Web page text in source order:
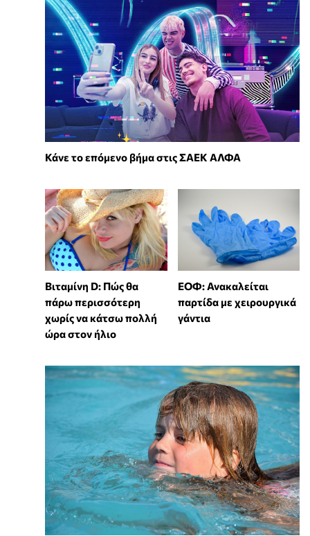
Κάνε το επόμενο βήμα στις ΣΑΕΚ ΑΛΦΑ
Βιταμίνη D: Πώς θα
πάρω περισσότερη
χωρίς να κάτσω πολλή
ώρα στον ήλιο
ΕΟΦ: Ανακαλείται
παρτίδα με χειρουργικά
γάντια